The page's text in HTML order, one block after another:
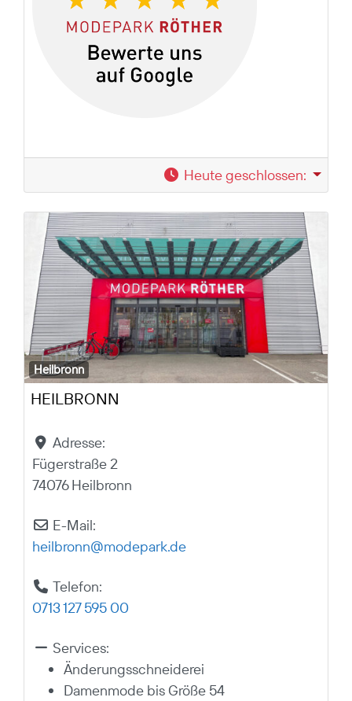
Heute geschlossen:
Heilbronn
HEILBRONN
Adresse:
Fügerstraße 2
74076 Heilbronn
E-Mail:
heilbronn@modepark.de
Telefon:
0713 127 595 00
Services:
Änderungsschneiderei
Damenmode bis Größe 54